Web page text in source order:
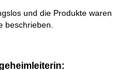
und die Produkte waren
beschrieben.